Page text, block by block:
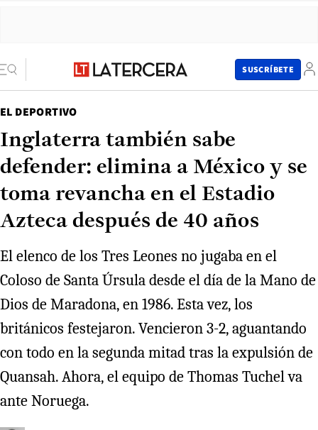
SUSCRÍBETE
EL DEPORTIVO
Inglaterra también sabe
defender: elimina a México y se
toma revancha en el Estadio
Azteca después de 40 años
El elenco de los Tres Leones no jugaba en el
Coloso de Santa Úrsula desde el día de la Mano de
Dios de Maradona, en 1986. Esta vez, los
británicos festejaron. Vencieron 3-2, aguantando
con todo en la segunda mitad tras la expulsión de
Quansah. Ahora, el equipo de Thomas Tuchel va
ante Noruega.